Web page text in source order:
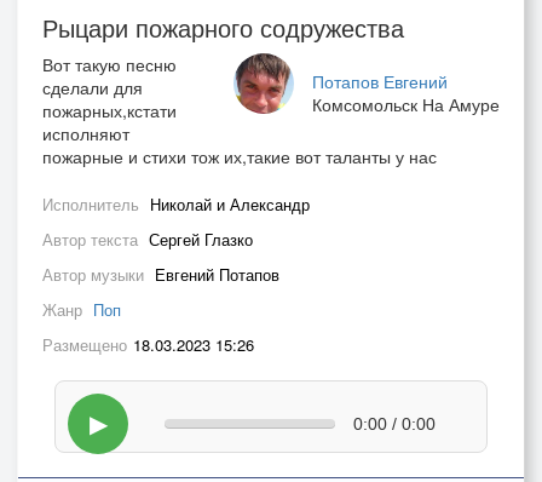
Рыцари пожарного содружества
Потапов Евгений
Комсомольск На Амуре
Вот такую песню
сделали для
пожарных,кстати
исполняют
пожарные и стихи тож их,такие вот таланты у нас
Исполнитель Николай и Александр
Автор текста Сергей Глазко
Автор музыки Евгений Потапов
Жанр Поп
Размещено 18.03.2023 15:26
▶ 0:00 / 0:00